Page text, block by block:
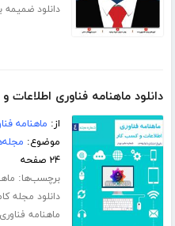
دانلود ضمیمه
دانلود ماهنامه فناوری اطلاعات
از: ماهنامه
موضوع:
۲۴ صفحه
برچسب‌ها:
دانلود مجله
ماهنامه